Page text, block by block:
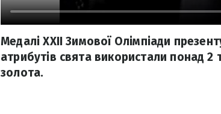
Медалі XXII Зимової Олімпіади
атрибутів свята використали понад
золота.